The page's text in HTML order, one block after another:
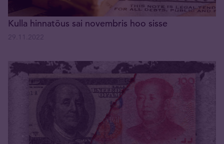
Kulla hinnatõus sai novembris hoo sisse